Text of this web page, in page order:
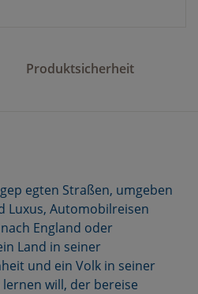
Produktsicherheit
egten Straßen, umgeben
Luxus, Automobilreisen
England oder
Land in seiner
und ein Volk in seiner
will, der bereise